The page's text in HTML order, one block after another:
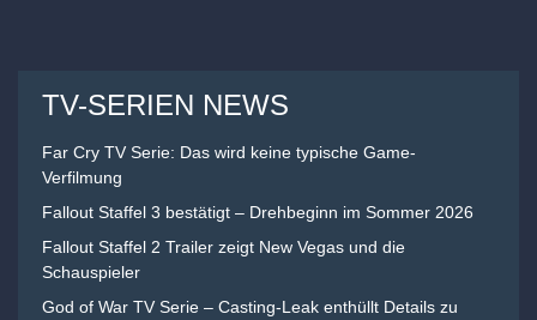
TV-SERIEN NEWS
Far Cry TV Serie: Das wird keine typische Game-
Verfilmung
Fallout Staffel 3 bestätigt – Drehbeginn im Sommer 2026
Fallout Staffel 2 Trailer zeigt New Vegas und die
Schauspieler
God of War TV Serie – Casting-Leak enthüllt Details zu